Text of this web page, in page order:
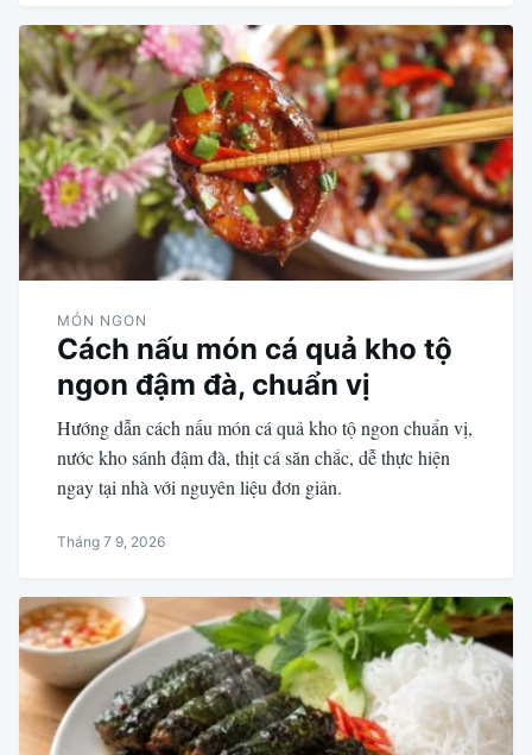
MÓN NGON
Cách nấu món cá quả kho tộ
ngon đậm đà, chuẩn vị
Hướng dẫn cách nấu món cá quả kho tộ ngon chuẩn vị,
nước kho sánh đậm đà, thịt cá săn chắc, dễ thực hiện
ngay tại nhà với nguyên liệu đơn giản.
Tháng 7 9, 2026